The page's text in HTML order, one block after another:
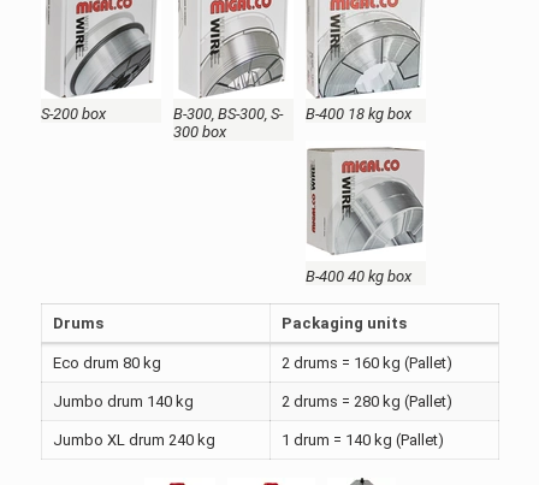
S-200 box
B-300, BS-300, S-
300 box
B-400 18 kg box
B-400 40 kg box
Drums Packaging units
Eco drum 80 kg 2 drums = 160 kg (Pallet)
Jumbo drum 140 kg 2 drums = 280 kg (Pallet)
Jumbo XL drum 240 kg 1 drum = 140 kg (Pallet)